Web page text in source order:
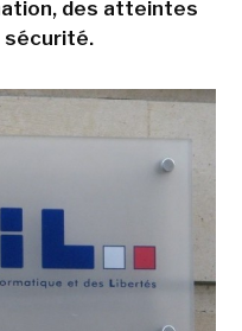
des atteintes
sécurité.